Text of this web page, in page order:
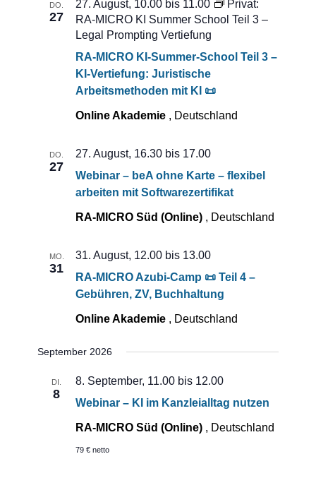
DO.
27
RA-MICRO KI-Summer-School Teil 3 –
KI-Vertiefung: Juristische
Arbeitsmethoden mit KI 📜
27. August, 10.00 bis 11.00
Privat:
RA-MICRO KI Summer School Teil 3 –
Legal Prompting Vertiefung
Online Akademie , Deutschland
DO.
27
Webinar – beA ohne Karte – flexibel
arbeiten mit Softwarezertifikat
27. August, 16.30 bis 17.00
RA-MICRO Süd (Online) , Deutschland
MO.
31
RA-MICRO Azubi-Camp 📜 Teil 4 –
Gebühren, ZV, Buchhaltung
31. August, 12.00 bis 13.00
Online Akademie , Deutschland
September 2026
DI.
8
Webinar – KI im Kanzleialltag nutzen
8. September, 11.00 bis 12.00
RA-MICRO Süd (Online) , Deutschland
79 € netto